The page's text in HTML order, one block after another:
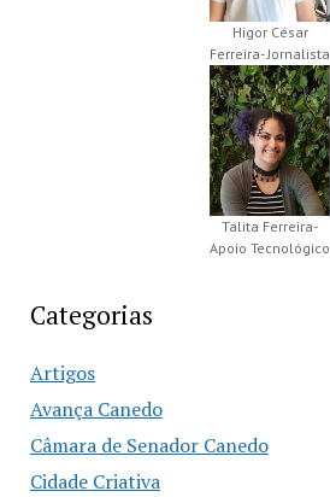
Higor César
Ferreira- Jornalista
Talita Ferreira-
Apoio Tecnológico
Categorias
Artigos
Avança Canedo
Câmara de Senador Canedo
Cidade Criativa